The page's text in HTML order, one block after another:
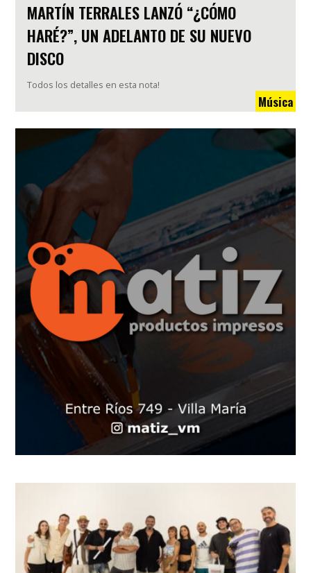
MARTÍN TERRALES LANZÓ “¿CÓMO
HARÉ?”, UN ADELANTO DE SU NUEVO
DISCO
Todos los detalles en esta nota!
Música